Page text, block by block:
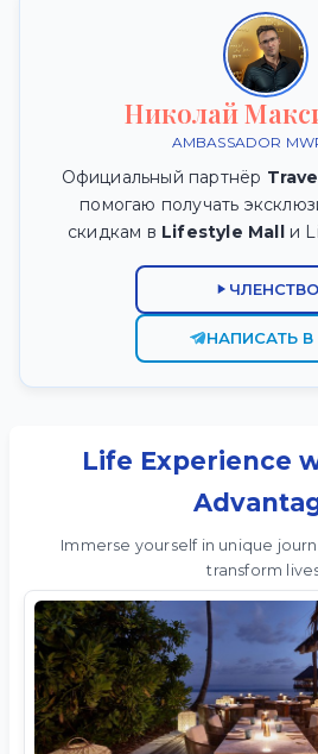
Николай
AMBASSADOR
Официальный партнёр
помогаю получать
скидкам в Lifestyle Mallи
ЧЛЕНСТВО
НАПИСАТЬ В
Life Experience
Immerse yourself in unique
transform